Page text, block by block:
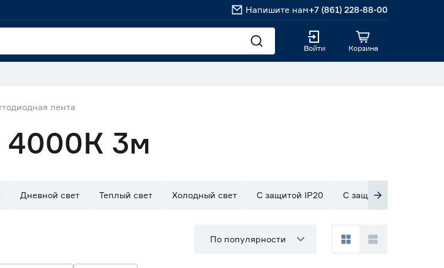
Напишите нам+7 (861) 228-88-00
Войти Корзина
лента
4000К 3м
Дневной свет Теплый свет Холодный свет С защитой IP20 С защитой IP33
По популярности